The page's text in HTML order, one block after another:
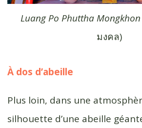
Luang Po Phuttha Mongkhon
มงคล)
À dos d’abeille
Plus loin, dans une
silhouette d’une abeille